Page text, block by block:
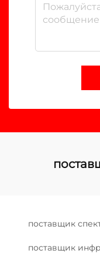
поставщик
поставщик